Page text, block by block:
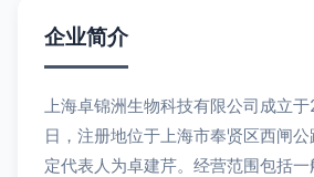
企业简介
上海卓锦洲生物科技有限公司成立
日，注册地位于上海市奉贤区西闸
定代表人为卓建芹。经营范围包括